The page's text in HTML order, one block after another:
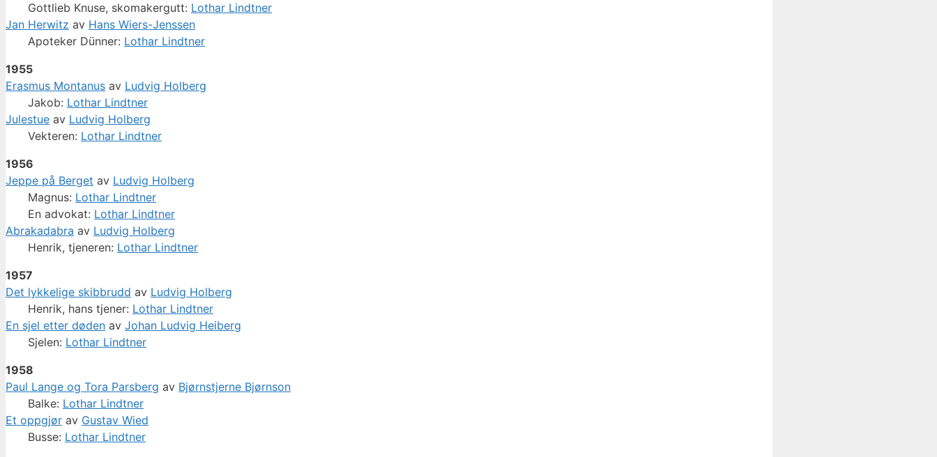
Gottlieb Knuse, skomakergutt: Lothar Lindtner
Jan Herwitz av Hans Wiers-Jenssen
Apoteker Dünner: Lothar Lindtner
1955
Erasmus Montanus av Ludvig Holberg
Jakob: Lothar Lindtner
Julestue av Ludvig Holberg
Vekteren: Lothar Lindtner
1956
Jeppe på Berget av Ludvig Holberg
Magnus: Lothar Lindtner
En advokat: Lothar Lindtner
Abrakadabra av Ludvig Holberg
Henrik, tjeneren: Lothar Lindtner
1957
Det lykkelige skibbrudd av Ludvig Holberg
Henrik, hans tjener: Lothar Lindtner
En sjel etter døden av Johan Ludvig Heiberg
Sjelen: Lothar Lindtner
1958
Paul Lange og Tora Parsberg av Bjørnstjerne Bjørnson
Balke: Lothar Lindtner
Et oppgjør av Gustav Wied
Busse: Lothar Lindtner